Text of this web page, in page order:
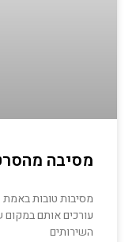
מסיבה
מסיבות טובות באמת
עורכים אותם
השירותים